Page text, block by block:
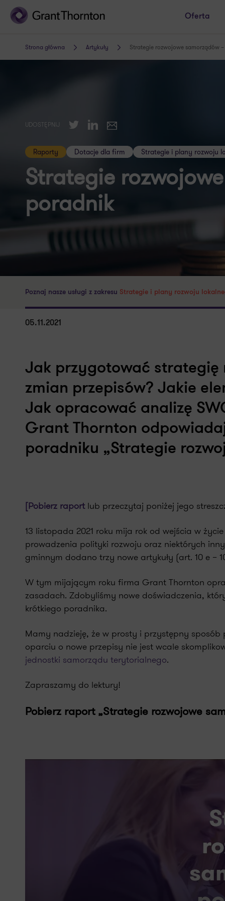
Oferta
Strona główna Artykuły Strategie rozwojowe samorządów
UDOSTĘPNIJ TwitterLinkedIn
E-mail
Raporty Dotacje dla firm Strategie i plany rozwoju
Strategie
poradnik
Poznaj nasze usługi z zakresu Strategie i plany rozwoju
05.11.2021
Jak przygotować strategię
zmian przepisów? Jakie
Jak opracować analizę
Grant Thornton
poradniku „Strategie
[Pobierz raport lub przeczytaj poniżej jego
13 listopada 2021 roku mija rok od wejścia w
prowadzenia polityki rozwoju oraz niektórych
gminnym dodano trzy nowe artykuły (art. 10 e
W tym mijającym roku firma Grant Thornton
zasadach. Zdobyliśmy nowe doświadczenia,
krótkiego poradnika.
Mamy nadzieję, że w prosty i przystępny
oparciu o nowe przepisy nie jest wcale
jednostki samorządu terytorialnego.
Zapraszamy do lektury!
Pobierz raport „Strategie rozwojowe